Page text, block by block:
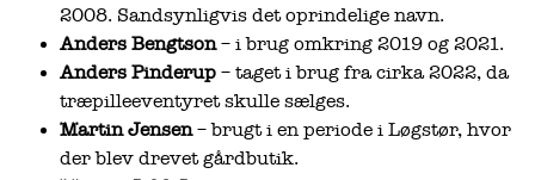
2008. Sandsynligvis det oprindelige navn.
Anders Bengtson– i brug omkring 2019 og 2021.
Anders Pinderup – taget i brug fra cirka 2022, da
træpilleeventyret skulle sælges.
Martin Jensen– brugt i en periode i Løgstør, hvor
der blev drevet gårdbutik.